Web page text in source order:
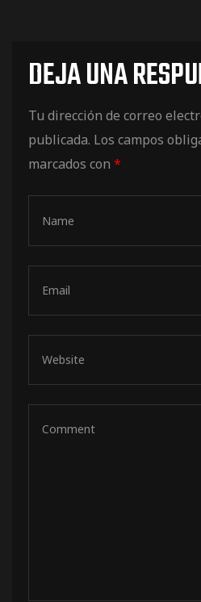
DEJA UNA
Tu dirección de correo
publicada. Los campos
marcados con *
Series